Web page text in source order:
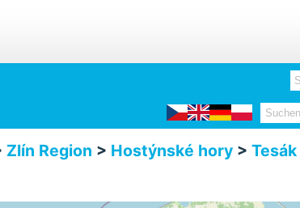
Zlín Region > Hostýnské hory> Tesák